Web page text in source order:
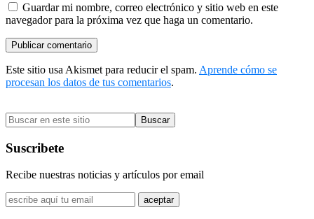
Guardar mi nombre, correo electrónico y sitio web en este
navegador para la próxima vez que haga un comentario.
Este sitio usa Akismet para reducir el spam. Aprende cómo se
procesan los datos de tus comentarios.
Barra
lateral
primaria
Buscar
en
este
sitio
Suscribete
Recibe nuestras noticias y artículos por email